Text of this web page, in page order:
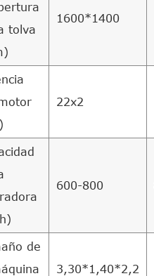
tolva
1600*1400
22x2
600-800
de
3,30*1,40*2,2